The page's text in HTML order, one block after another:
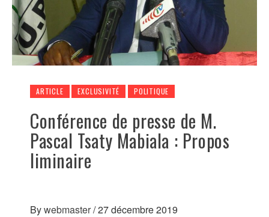
ARTICLE EXCLUSIVITÉ POLITIQUE
Conférence de presse de M.
Pascal Tsaty Mabiala : Propos
liminaire
Bywebmaster/27 décembre 2019